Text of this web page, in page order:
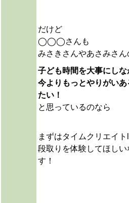
だけど
◯◯◯さんも
みさきさんやあさみさん
子ども時間を大事にしな
今よりもっとやりがい
たい！
と思っているのなら
まずはタイムクリエイト
段取りを体験してほしい
す！